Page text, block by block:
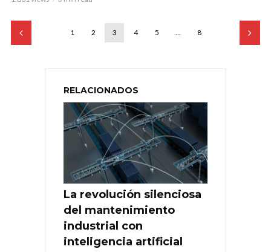
1 2 3 4 5 … 8
RELACIONADOS
La revolución silenciosa
del mantenimiento
industrial con
inteligencia artificial